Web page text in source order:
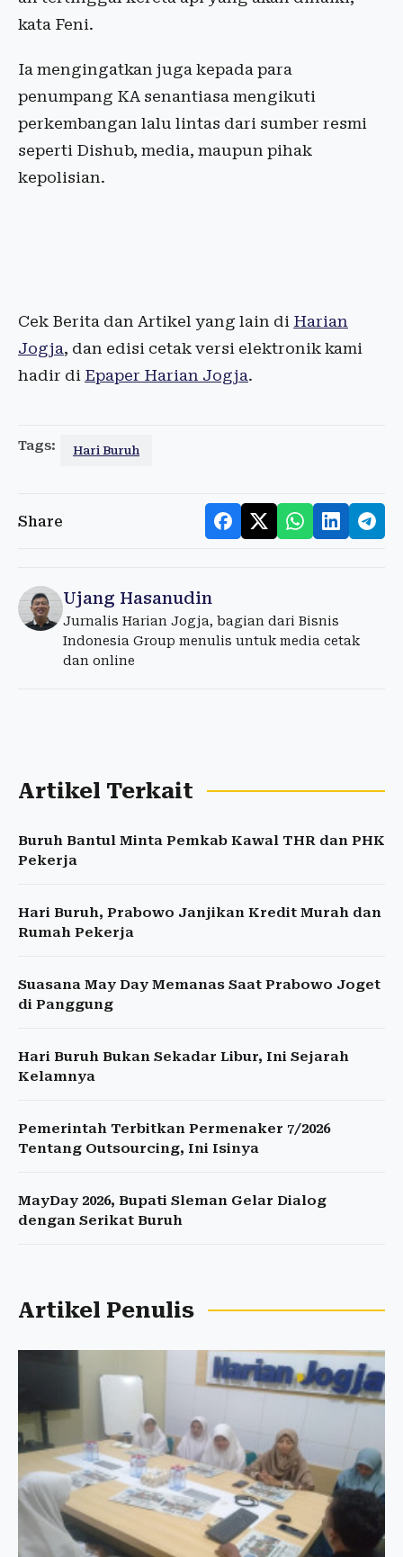
kata Feni.
Ia mengingatkan juga kepada para
penumpang KA senantiasa mengikuti
perkembangan lalu lintas dari sumber resmi
seperti Dishub, media, maupun pihak
kepolisian.
Cek Berita dan Artikel yang lain di Harian
Jogja, dan edisi cetak versi elektronik kami
hadir di Epaper Harian Jogja.
Tags: Hari Buruh
Share
Ujang Hasanudin
Jurnalis Harian Jogja, bagian dari Bisnis
Indonesia Group menulis untuk media cetak
dan online
Artikel Terkait
Buruh Bantul Minta Pemkab Kawal THR dan PHK
Pekerja
Hari Buruh, Prabowo Janjikan Kredit Murah dan
Rumah Pekerja
Suasana May Day Memanas Saat Prabowo Joget
di Panggung
Hari Buruh Bukan Sekadar Libur, Ini Sejarah
Kelamnya
Pemerintah Terbitkan Permenaker 7/2026
Tentang Outsourcing, Ini Isinya
MayDay 2026, Bupati Sleman Gelar Dialog
dengan Serikat Buruh
Artikel Penulis